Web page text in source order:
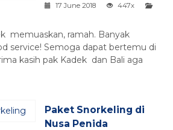
17 June 2018
447x
memuaskan, ramah. Banyak
service! Semoga dapat bertemu di
kasih pak Kadek dan Bali aga
Paket Snorkeling di
Nusa Penida